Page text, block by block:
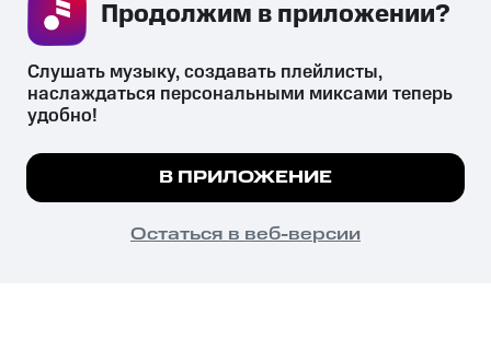
СКАЧАТЬ ПРИЛОЖЕНИЕ
психотропных веществ, их аналогов причиняет вред здоровью,
их незаконный оборот запрещён и влечёт установленную
законодательством ответственность.
© 2026 ООО «КИОН».
Все права защищены
Мы используем куки, чтобы на сайте все
Подробнее
ПОНЯТНО
Слушать музыку, создавать плейлисты,
наслаждаться персональными миксами теперь
удобно!
В ПРИЛОЖЕНИЕ
Остаться в веб-версии